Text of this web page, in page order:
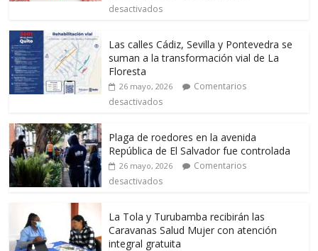
desactivados
Las calles Cádiz, Sevilla y Pontevedra se
suman a la transformación vial de La
Floresta
26 mayo, 2026
Comentarios
desactivados
Plaga de roedores en la avenida
República de El Salvador fue controlada
26 mayo, 2026
Comentarios
desactivados
La Tola y Turubamba recibirán las
Caravanas Salud Mujer con atención
integral gratuita